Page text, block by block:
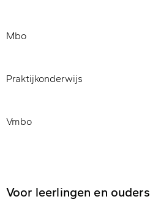
Mbo
Praktijkonderwijs
Vmbo
Voor leerlingen en ouders